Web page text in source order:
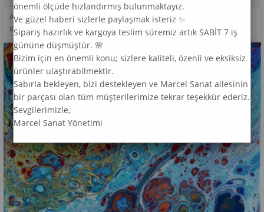
ANASAYFA > DESEN >
RENGARENK MARCEL SANAT ELMAS MOZAIK TABLO 81X79CM
önemli ölçüde hızlandırmış bulunmaktayız.
Ve güzel haberi sizlerle paylaşmak isteriz ✨
Sipariş hazırlık ve kargoya teslim süremiz artık SABİT 7 iş
gününe düşmüştür. 🌸
Bizim için en önemli konu; sizlere kaliteli, özenli ve eksiksiz
ürünler ulaştırabilmektir.
Sabırla bekleyen, bizi destekleyen ve Marcel Sanat ailesinin
bir parçası olan tüm müşterilerimize tekrar teşekkür ederiz.
Sevgilerimizle,
Marcel Sanat Yönetimi